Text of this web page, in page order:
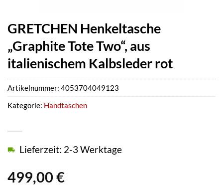
GRETCHEN Henkeltasche
„Graphite Tote Two“, aus
italienischem Kalbsleder rot
499,00 €
Lieferzeit: 2-3 Werktage
Artikelnummer: 4053704049123
Kategorie: Handtaschen